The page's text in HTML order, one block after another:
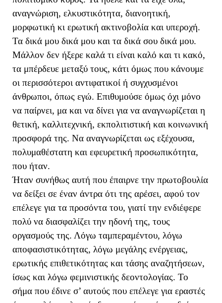
αναγνώριση, ελκυστικότητα, διανοητική,
μορφωτική κι ερωτική ακτινοβολία και υπεροχή.
Τα δικά μου δικά μου και τα δικά σου δικά μου.
Μάλλον δεν ήξερε καλά τι είναι καλό και τι κακό,
τα μπέρδευε μεταξύ τους, κάτι όμως που κάνουμε
οι περισσότεροι αντιφατικοί ή συγχυσμένοι
άνθρωποι, όπως εγώ. Επιθυμούσε όμως όχι μόνο
να παίρνει, μα και να δίνει για να αναγνωρίζεται η
θετική, καλλιτεχνική, εκπολιτιστική και κοινωνική
προσφορά της. Να αναγνωρίζεται ως εξέχουσα,
πολυμαθέστατη και εφευρετική προσωπικότητα,
που ήταν.
Ήταν συνήθως αυτή που έπαιρνε την πρωτοβουλία
να δείξει σε έναν άντρα ότι της αρέσει, αφού τον
επέλεγε για τα προσόντα του, γιατί την ενδιέφερε
πολύ να διασφαλίζει την ηδονή της, τους
οργασμούς της. Λόγω ταμπεραμέντου, λόγω
αποφασιστικότητας, λόγω μεγάλης ενέργειας,
ερωτικής επιθετικότητας και τάσης αναζητήσεων,
ίσως και λόγω φεμινιστικής δεοντολογίας. Το
σήμα που έδινε σ’ αυτούς που επέλεγε για εραστές